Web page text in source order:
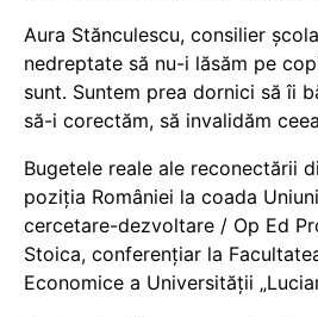
Aura Stănculescu, consilier
nedreptate să nu-i lăsăm pe
sunt. Suntem prea dornici să îi
să-i corectăm, să invalidăm
Bugetele reale ale reconectării
poziția României la coada
cercetare-dezvoltare / Op Ed
Stoica, conferențiar la
Economice a Universității